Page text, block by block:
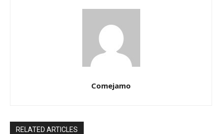
Comejamo
RELATED ARTICLES